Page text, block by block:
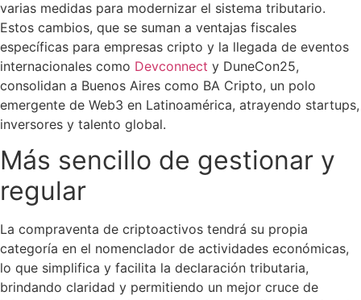
varias medidas para modernizar el sistema tributario.
Estos cambios, que se suman a ventajas fiscales
específicas para empresas cripto y la llegada de eventos
internacionales como Devconnect y DuneCon25,
consolidan a Buenos Aires como BA Cripto, un polo
emergente de Web3 en Latinoamérica, atrayendo startups,
inversores y talento global.
Más sencillo de gestionar y
regular
La compraventa de criptoactivos tendrá su propia
categoría en el nomenclador de actividades económicas,
lo que simplifica y facilita la declaración tributaria,
brindando claridad y permitiendo un mejor cruce de